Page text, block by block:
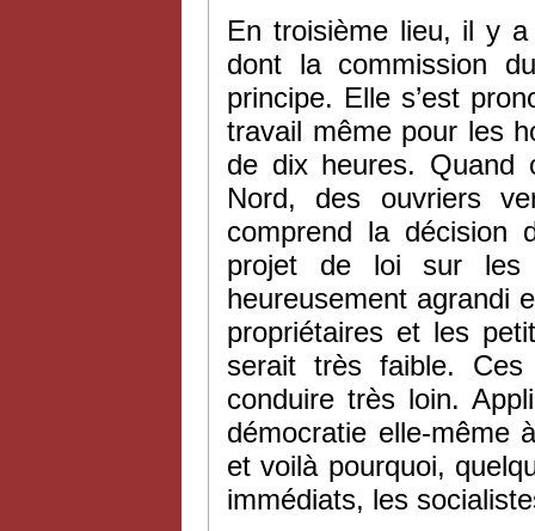
En troisième lieu, il y
dont la commission
principe. Elle s’est
travail même pour les
de dix heures. Quand
Nord, des ouvriers
comprend la décision
projet de loi sur les
heureusement agrandi
propriétaires et les
serait très faible.
conduire très loin.
démocratie elle-même
et voilà pourquoi,
immédiats, les